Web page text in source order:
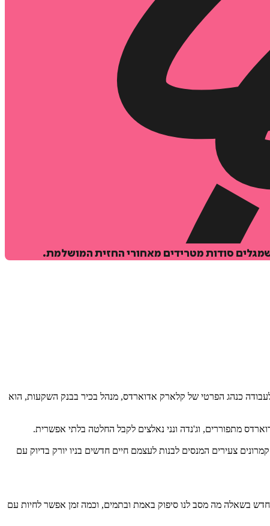
סודות מטרידים מאחורי החזית המושלמת.
כנהג הפרטי של קלארק אדוארדס, מנהל בכיר בבנק השקעות, הוא
מתפוררים, וג'נדה ונני נאלצים לקבל החלטה בלתי אפשרית.
צעירים המנסים לבנות לעצמם חיים חדשים בניו יורק בדיוק עם
בשאלה מה מסב לנו סיפוק באמת ובתמים, וכמה זמן אפשר לחיות עם